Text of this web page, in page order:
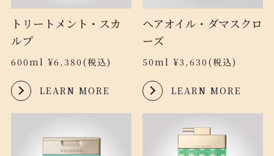
トリートメント・スカ
ルプ
600ml ¥6,380(税込)
LEARN MORE
ヘアオイル・ダマスクロ
ーズ
50ml ¥3,630(税込)
LEARN MORE